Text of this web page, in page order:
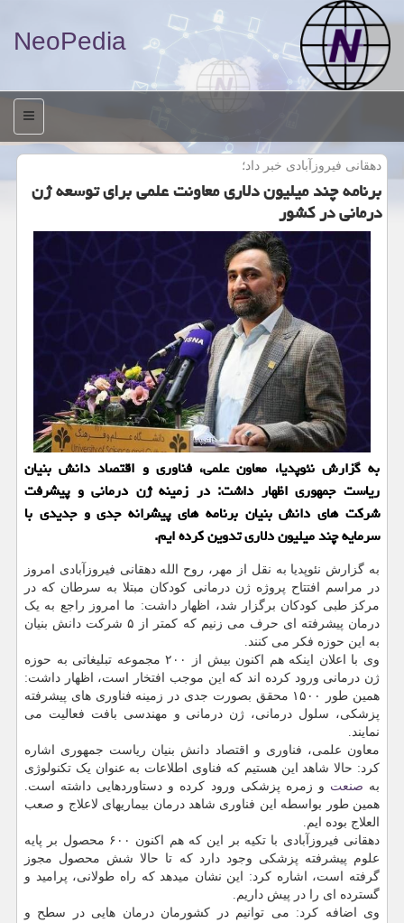
NeoPedia
منو
دهقانی فیروزآبادی خبر داد؛
برنامه چند میلیون دلاری معاونت علمی برای توسعه ژن
درمانی در کشور
به گزارش نئوپدیا، معاون علمی، فناوری و اقتصاد دانش بنیان
ریاست جمهوری اظهار داشت: در زمینه ژن درمانی و پیشرفت
شرکت های دانش بنیان برنامه های پیشرانه جدی و جدیدی با
سرمایه چند میلیون دلاری تدوین کرده ایم.
به گزارش نئوپدیا به نقل از مهر، روح الله دهقانی فیروزآبادی امروز
در مراسم افتتاح پروژه ژن درمانی کودکان مبتلا به سرطان که در
مرکز طبی کودکان برگزار شد، اظهار داشت: ما امروز راجع به یک
درمان پیشرفته ای حرف می زنیم که کمتر از ۵ شرکت دانش بنیان
به این حوزه فکر می کنند.
وی با اعلان اینکه هم اکنون بیش از ۲۰۰ مجموعه تبلیغاتی به حوزه
ژن درمانی ورود کرده اند که این موجب افتخار است، اظهار داشت:
همین طور ۱۵۰۰ محقق بصورت جدی در زمینه فناوری های پیشرفته
پزشکی، سلول درمانی، ژن درمانی و مهندسی بافت فعالیت می
نمایند.
معاون علمی، فناوری و اقتصاد دانش بنیان ریاست جمهوری اشاره
کرد: حالا شاهد این هستیم که فناوی اطلاعات به عنوان یک تکنولوژی
به صنعت و زمره پزشکی ورود کرده و دستاوردهایی داشته است.
همین طور بواسطه این فناوری شاهد درمان بیماریهای لاعلاج و صعب
العلاج بوده ایم.
دهقانی فیروزآبادی با تکیه بر این که هم اکنون ۶۰۰ محصول بر پایه
علوم پیشرفته پزشکی وجود دارد که تا حالا شش محصول مجوز
گرفته است، اشاره کرد: این نشان میدهد که راه طولانی، پرامید و
گسترده ای را در پیش داریم.
وی اضافه کرد: می توانیم در کشورمان درمان هایی در سطح و